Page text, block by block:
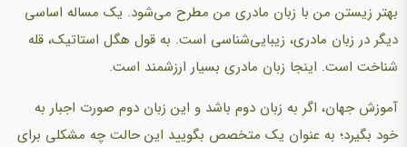
بهتر زیستن من با زبان مادری من مطرح می‌شود. یک مساله اساسی
دیگر در زبان مادری، زیبایی‌شناسی است. به قول هگل استاتیک، قله
شناخت است. اینجا زبان مادری بسیار ارزشمند است.
آموزش جهان، اگر به زبان دوم باشد و این زبان دوم صورت اجبار به
خود بگیرد؛ به عنوان یک متخصص بگویید این حالت چه مشکلی برای